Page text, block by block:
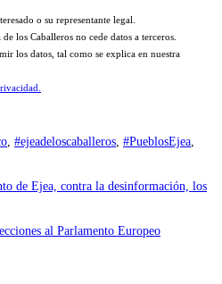
o su representante legal.
los Caballeros no cede datos a terceros.
los datos, tal como se explica en nuestra
#ejeadeloscaballeros #PueblosEjea
de Ejea, contra la desinformación, los
al Parlamento Europeo